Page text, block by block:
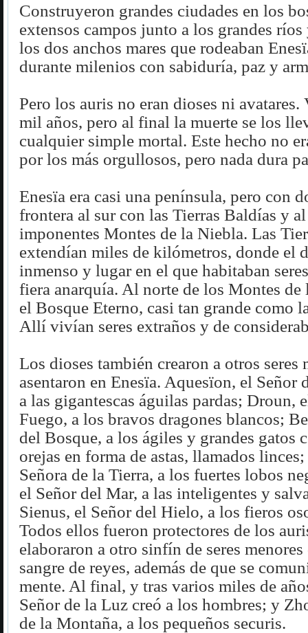
Construyeron grandes ciudades en los
extensos campos junto a los grandes
los dos anchos mares que rodeaban
durante milenios con sabiduría, paz y
Pero los auris no eran dioses ni avatares.
mil años, pero al final la muerte se los
cualquier simple mortal. Este hecho no
por los más orgullosos, pero nada dura
Enesïa era casi una península, pero con
frontera al sur con las Tierras Baldías y
imponentes Montes de la Niebla. Las
extendían miles de kilómetros, donde el
inmenso y lugar en el que habitaban
fiera anarquía. Al norte de los Montes de
el Bosque Eterno, casi tan grande como
Allí vivían seres extraños y de
Los dioses también crearon a otros seres
asentaron en Enesïa. Aquesïon, el Señor
a las gigantescas águilas pardas; Droun,
Fuego, a los bravos dragones blancos;
del Bosque, a los ágiles y grandes gatos
orejas en forma de astas, llamados
Señora de la Tierra, a los fuertes lobos
el Señor del Mar, a las inteligentes y
Sienus, el Señor del Hielo, a los fieros
Todos ellos fueron protectores de los
elaboraron a otro sinfín de seres
sangre de reyes, además de que se
mente. Al final, y tras varios miles de
Señor de la Luz creó a los hombres; y
de la Montaña, a los pequeños securis.